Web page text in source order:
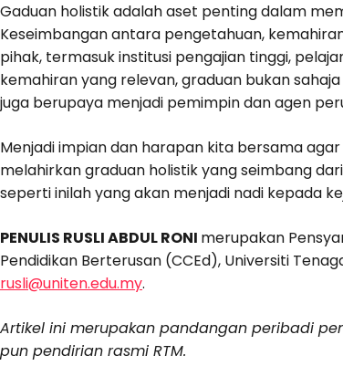
Gaduan holistik adalah aset penting dalam
Keseimbangan antara pengetahuan,
pihak, termasuk institusi pengajian tinggi,
kemahiran yang relevan, graduan bukan
juga berupaya menjadi pemimpin dan agen
Menjadi impian dan harapan kita bersama
melahirkan graduan holistik yang seimbang
seperti inilah yang akan menjadi nadi kepada
PENULIS RUSLI ABDUL RONI merupakan
Pendidikan Berterusan (CCEd), Universiti
rusli@uniten.edu.my.
Artikel ini merupakan pandangan peribadi
pun pendirian rasmi RTM.